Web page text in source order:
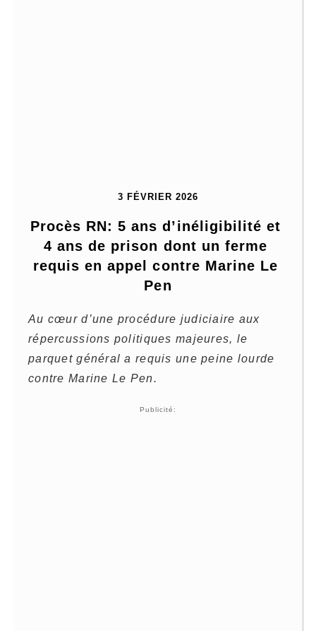
3 FÉVRIER 2026
Procès RN: 5 ans d’inéligibilité et
4 ans de prison dont un ferme
requis en appel contre Marine Le
Pen
Au cœur d’une procédure judiciaire aux
répercussions politiques majeures, le
parquet général a requis une peine lourde
contre Marine Le Pen.
Publicité: